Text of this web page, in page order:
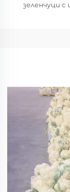
зеленчуци с